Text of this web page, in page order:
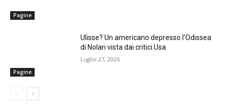
Pagine
Pagine
Ulisse? Un americano depresso l’Odissea
di Nolan vista dai critici Usa
Luglio 27, 2026